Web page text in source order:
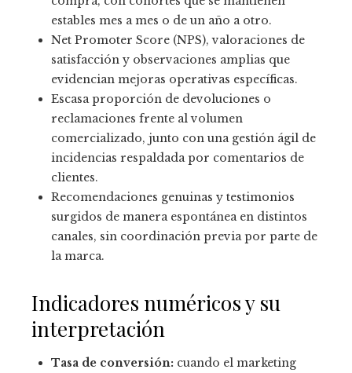
estables mes a mes o de un año a otro.
Net Promoter Score (NPS), valoraciones de
satisfacción y observaciones amplias que
evidencian mejoras operativas específicas.
Escasa proporción de devoluciones o
reclamaciones frente al volumen
comercializado, junto con una gestión ágil de
incidencias respaldada por comentarios de
clientes.
Recomendaciones genuinas y testimonios
surgidos de manera espontánea en distintos
canales, sin coordinación previa por parte de
la marca.
Indicadores numéricos y su
interpretación
Tasa de conversión: cuando el marketing